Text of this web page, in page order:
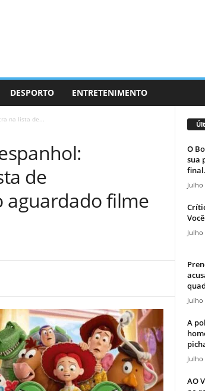
DESPORTO ENTRETENIMENTO
na lista de...
de
aguardado filme
O
sua
Julho
Julho
Julho
A
Julho
AO